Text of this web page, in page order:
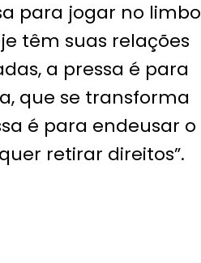
para jogar no limbo
têm suas relações
a pressa é para
que se transforma
é para endeusar o
retirar direitos”.